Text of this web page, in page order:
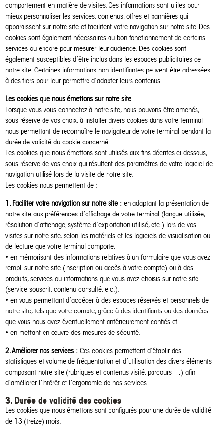
comportement en matière de visites. Ces informations sont utiles pour
mieux personnaliser les services, contenus, offres et bannières qui
apparaissent sur notre site et facilitent votre navigation sur notre site. Des
cookies sont également nécessaires au bon fonctionnement de certains
services ou encore pour mesurer leur audience. Des cookies sont
également susceptibles d’être inclus dans les espaces publicitaires de
notre site. Certaines informations non identifiantes peuvent être adressées
à des tiers pour leur permettre d’adapter leurs contenus.
Les cookies que nous émettons sur notre site
Lorsque vous vous connectez à notre site, nous pouvons être amenés,
sous réserve de vos choix, à installer divers cookies dans votre terminal
nous permettant de reconnaître le navigateur de votre terminal pendant la
durée de validité du cookie concerné.
Les cookies que nous émettons sont utilisés aux fins décrites ci-dessous,
sous réserve de vos choix qui résultent des paramètres de votre logiciel de
navigation utilisé lors de la visite de notre site.
Les cookies nous permettent de :
1. Faciliter votre navigation sur notre site : en adaptant la présentation de
notre site aux préférences d’affichage de votre terminal (langue utilisée,
résolution d’affichage, système d’exploitation utilisé, etc.) lors de vos
visites sur notre site, selon les matériels et les logiciels de visualisation ou
de lecture que votre terminal comporte,
• en mémorisant des informations relatives à un formulaire que vous avez
rempli sur notre site (inscription ou accès à votre compte) ou à des
produits, services ou informations que vous avez choisis sur notre site
(service souscrit, contenu consulté, etc.).
• en vous permettant d’accéder à des espaces réservés et personnels de
notre site, tels que votre compte, grâce à des identifiants ou des données
que vous nous avez éventuellement antérieurement confiés et
• en mettant en œuvre des mesures de sécurité.
2. Améliorer nos services : Ces cookies permettent d’établir des
statistiques et volume de fréquentation et d’utilisation des divers éléments
composant notre site (rubriques et contenus visité, parcours …) afin
d’améliorer l’intérêt et l’ergonomie de nos services.
3. Durée de validité des cookies
Les cookies que nous émettons sont configurés pour une durée de validité
de 13 (treize) mois.